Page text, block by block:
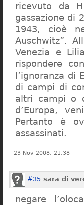
ricevuto da
gassazione di
1943, cioè
Auschwitz”.
Venezia e
rispondere
l’ignoranza
di campi di
altri campi o
d’Europa,
Pertanto è
assassinati.
23 Nov 2008, 21:38
#35 sara di
negare